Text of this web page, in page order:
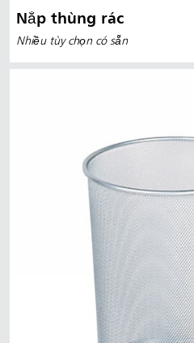
Nắp thùng rác
Nhiều tùy chọn có sẵn